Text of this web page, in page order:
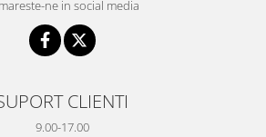
ne in social media
CLIENTI
9.00-17.00